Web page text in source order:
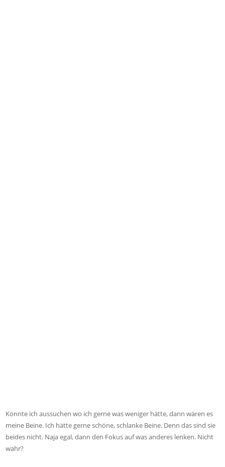
Könnte ich aussuchen wo ich gerne was weniger hätte, dann wären es
meine Beine. Ich hätte gerne schöne, schlanke Beine. Denn das sind sie
beides nicht. Naja egal, dann den Fokus auf was anderes lenken. Nicht
wahr?